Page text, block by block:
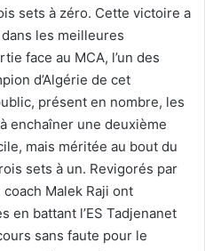
sets à zéro. Cette victoire a
les meilleures
face au MCA, l’un des
d’Algérie de cet
présent en nombre, les
enchaîner une deuxième
mais méritée au bout du
sets à un. Revigorés par
Malek Raji ont
en battant l’ES Tadjenanet
sans faute pour le